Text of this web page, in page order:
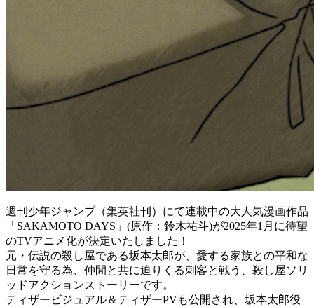
週刊少年ジャンプ（集英社刊）にて連載中の大人気漫画作品
「SAKAMOTO DAYS」(原作：鈴木祐斗)が2025年1月に待望
のTVアニメ化が決定いたしました！
元・伝説の殺し屋である坂本太郎が、愛する家族との平和な
日常を守る為、仲間と共に迫りくる刺客と戦う、殺し屋ソリ
ッドアクションストーリーです。
ティザービジュアル＆ティザーPVも公開され、坂本太郎役